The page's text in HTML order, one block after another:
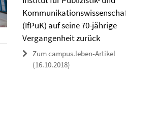
Kommunikationswissenschaft
(IfPuK) auf seine 70-jährige
Vergangenheit zurück
Zum campus.leben-Artikel
(16.10.2018)